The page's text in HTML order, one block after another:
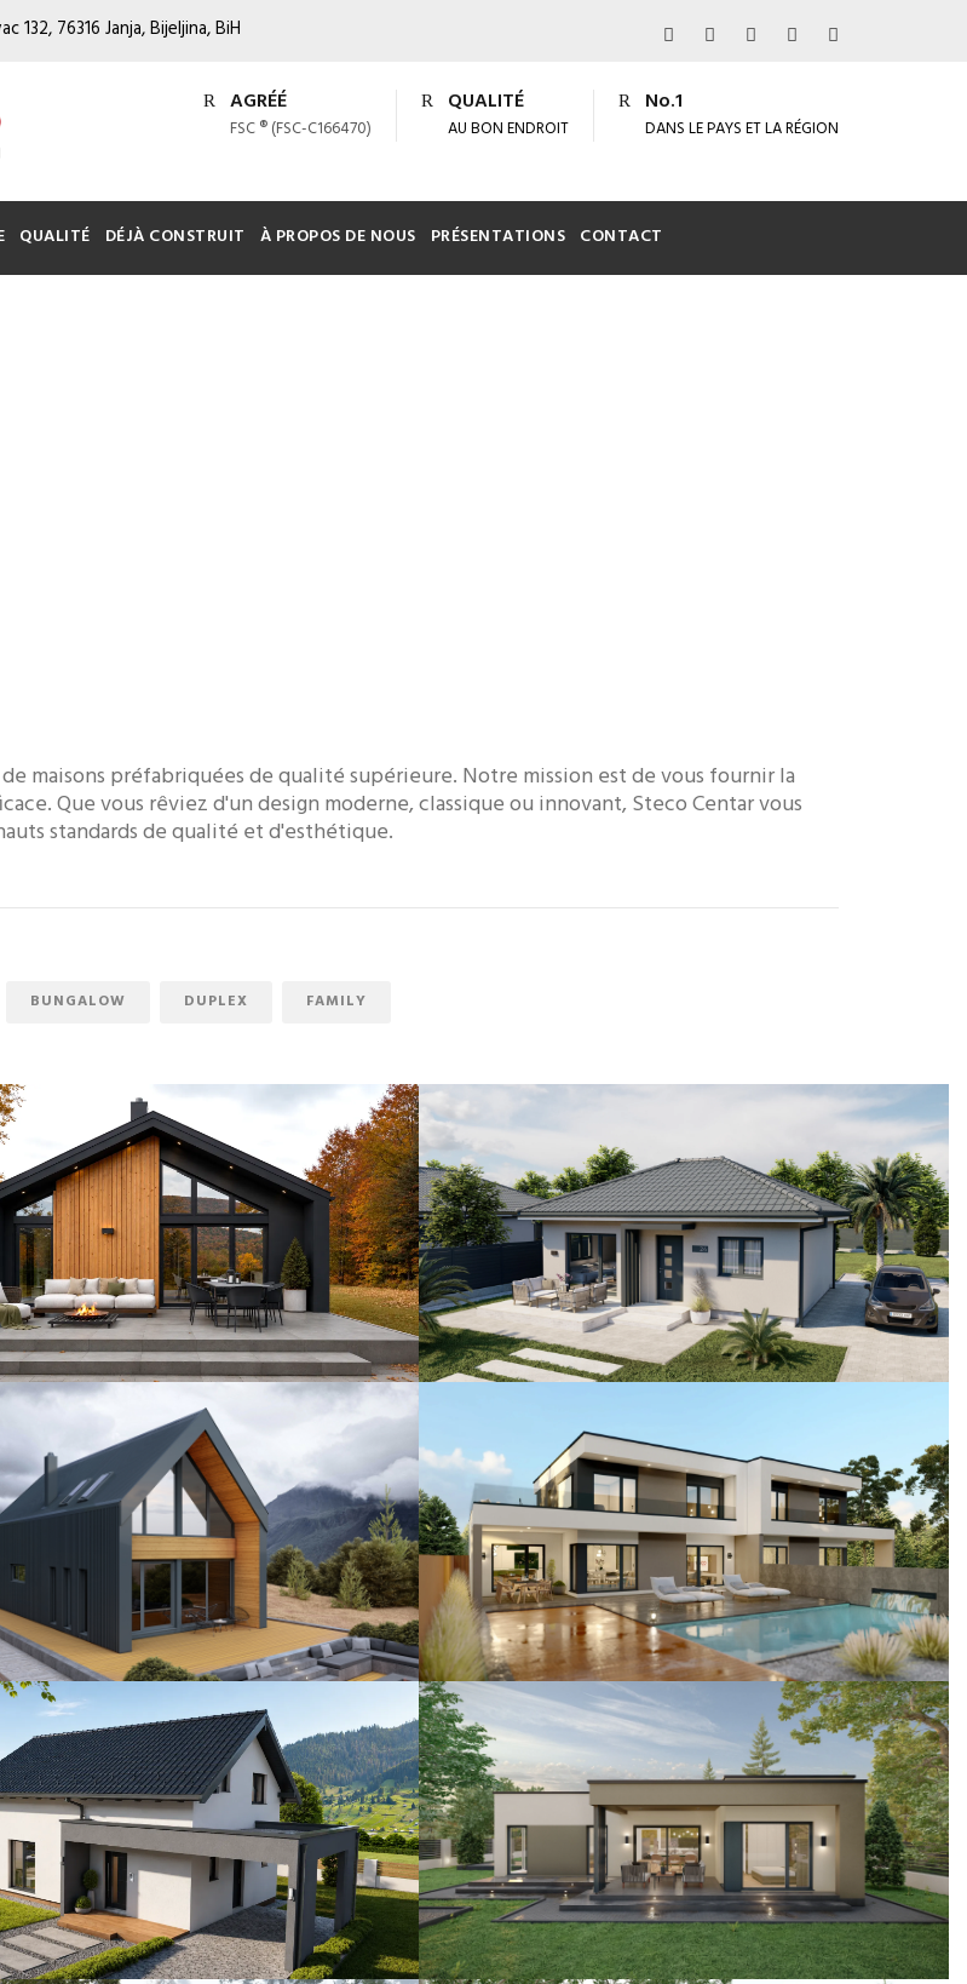
132, 76316 Janja, Bijeljina, BiH
AGRÉÉ
FSC ® (FSC-C166470)
QUALITÉ
AU BON ENDROIT
No.1
DANS LE PAYS ET LA RÉGION
QUALITÉ DÉJÀ CONSTRUIT À PROPOS DE NOUS PRÉSENTATIONS CONTACT
maisons préfabriquées de qualité supérieure. Notre mission est de vous fournir la
Que vous rêviez d'un design moderne, classique ou innovant, Steco Centar vous
standards de qualité et d'esthétique.
BUNGALOW DUPLEX FAMILY